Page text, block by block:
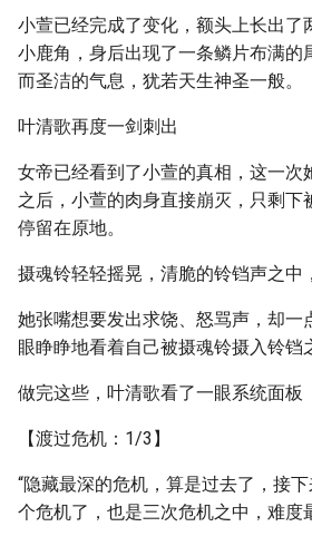
小萱已经完成了变化，额头上长出了
小鹿角，身后出现了一条鳞片布满的
而圣洁的气息，犹若天生神圣一般。
叶清歌再度一剑刺出
女帝已经看到了小萱的真相，这一次
之后，小萱的肉身直接崩灭，只剩下
停留在原地。
摄魂铃轻轻摇晃，清脆的铃铛声之中
她张嘴想要发出求饶、怒骂声，却一
眼睁睁地看着自己被摄魂铃摄入铃铛
做完这些，叶清歌看了一眼系统面板
【渡过危机：1/3】
“隐藏最深的危机，算是过去了，接
个危机了，也是三次危机之中，难度